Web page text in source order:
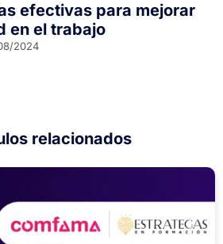
efectivas para mejorar
en el trabajo
2024
relacionados